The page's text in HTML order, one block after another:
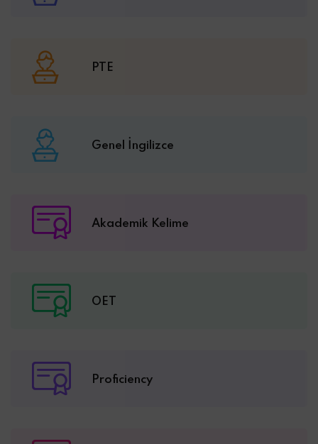
PTE
Genel İngilizce
Akademik Kelime
OET
Proficiency